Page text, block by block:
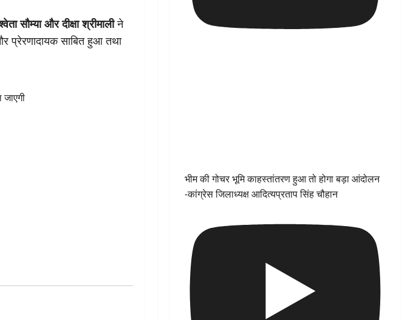
सौम्या और दीक्षा श्रीमालीने
प्रेरणादायक साबित हुआ तथा
भीम की गोचर भूमि काहस्तांतरण हुआ तो होगा बड़ा आंदोलन
-कांग्रेस जिलाध्यक्ष आदित्यप्रताप सिंह चौहान